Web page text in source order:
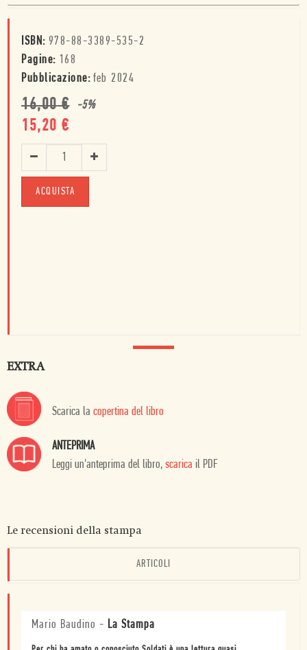
ISBN: 978-88-3389-535-2
Pagine: 168
Pubblicazione: feb 2024
16,00€ -5%
15,20 €
ACQUISTA
EXTRA
Scarica la copertina del libro
ANTEPRIMA
Leggi un'anteprima del libro, scarica il PDF
Le recensioni della stampa
ARTICOLI
Mario Baudino - La Stampa